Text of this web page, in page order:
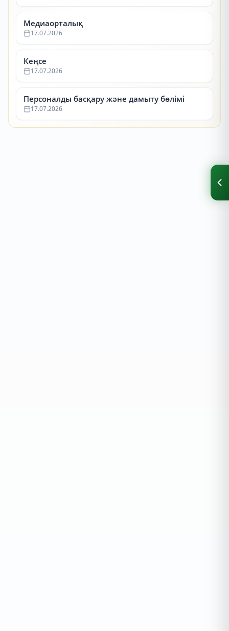
Медиаорталық
17.07.2026
Кеңсе
17.07.2026
Персоналды басқару және дамыту бөлімі
17.07.2026